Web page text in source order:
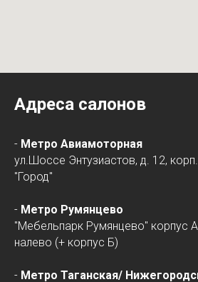
Адреса салонов
- Метро Авиамоторная
ул.Шоссе Энтузиастов, д. 12,
"Город"
- Метро Румянцево
"Мебельпарк Румянцево" корпус
налево (+ корпус Б)
- Метро Таганская/